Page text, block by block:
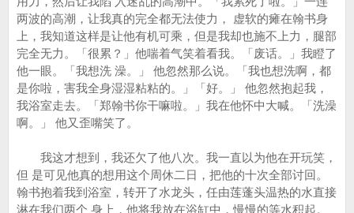
两波的高潮，让我真的完全都无法使力， 虚软的瘫在翰书身
上，我知道这样是让他有机可乘，但是我却也施不上力，腿部
完全无力。「很累？」他喘着气笑着看我。「废话。」我瞪了
他一眼。「我想洗 澡。」 他忽然那么说。「我也想洗啊，都
是你啦，害我全身湿湿粘粘的。」「好。」 他忽然抱起我，
我浴室走去。「郑翰书你干嘛啦。」我在他怀中大喊。「洗澡
啊。」 他又歪嘴笑了。
我这才想到，我还欠了他八次。我一直以为他在开玩笑，
但 是可见他真的想用这个周休二日，把他的十次全部讨回。
翰书抱着我到浴室，转开了水龙头，任由莲蓬头温热的水直接
淋在我们两个 身上，他将我放在浴缸中，慢慢的等水积起。